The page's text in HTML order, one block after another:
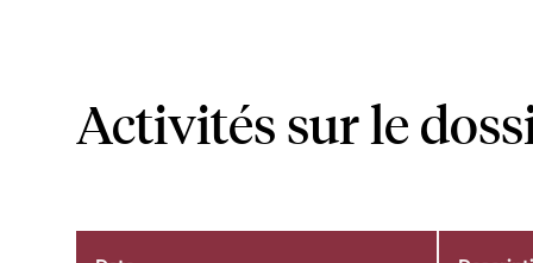
Activités sur le